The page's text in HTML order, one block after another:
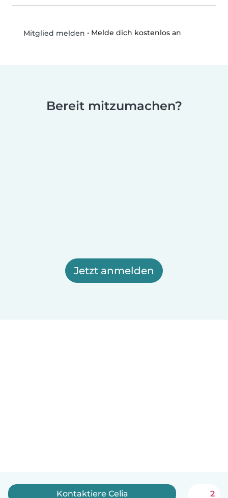
Mitglied melden • Melde dich kostenlos an
Bereit mitzumachen?
Jetzt anmelden
Kontaktiere Celia 2